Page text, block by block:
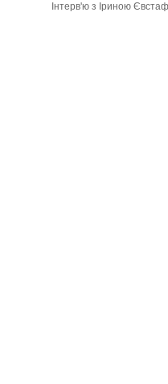
Інтерв'ю з Іриною